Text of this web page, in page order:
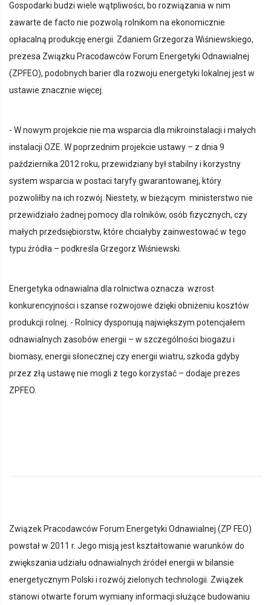
Gospodarki budzi wiele wątpliwości, bo rozwiązania w nim
zawarte de facto nie pozwolą rolnikom na ekonomicznie
opłacalną produkcję energii. Zdaniem Grzegorza Wiśniewskiego,
prezesa Związku Pracodawców Forum Energetyki Odnawialnej
(ZPFEO), podobnych barier dla rozwoju energetyki lokalnej jest w
ustawie znacznie więcej.
- W nowym projekcie nie ma wsparcia dla mikroinstalacji i małych
instalacji OZE. W poprzednim projekcie ustawy – z dnia 9
października 2012 roku, przewidziany był stabilny i korzystny
system wsparcia w postaci taryfy gwarantowanej, który
pozwoliłby na ich rozwój. Niestety, w bieżącym ministerstwo nie
przewidziało żadnej pomocy dla rolników, osób fizycznych, czy
małych przedsiębiorstw, które chciałyby zainwestować w tego
typu źródła – podkreśla Grzegorz Wiśniewski.
Energetyka odnawialna dla rolnictwa oznacza wzrost
konkurencyjności i szanse rozwojowe dzięki obniżeniu kosztów
produkcji rolnej. - Rolnicy dysponują największym potencjałem
odnawialnych zasobów energii – w szczególności biogazu i
biomasy, energii słonecznej czy energii wiatru, szkoda gdyby
przez złą ustawę nie mogli z tego korzystać – dodaje prezes
ZPFEO.
Związek Pracodawców Forum Energetyki Odnawialnej (ZP FEO)
powstał w 2011 r. Jego misją jest kształtowanie warunków do
zwiększania udziału odnawialnych źródeł energii w bilansie
energetycznym Polski i rozwój zielonych technologii. Związek
stanowi otwarte forum wymiany informacji służące budowaniu